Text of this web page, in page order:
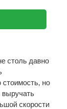
столь давно
но
скорости